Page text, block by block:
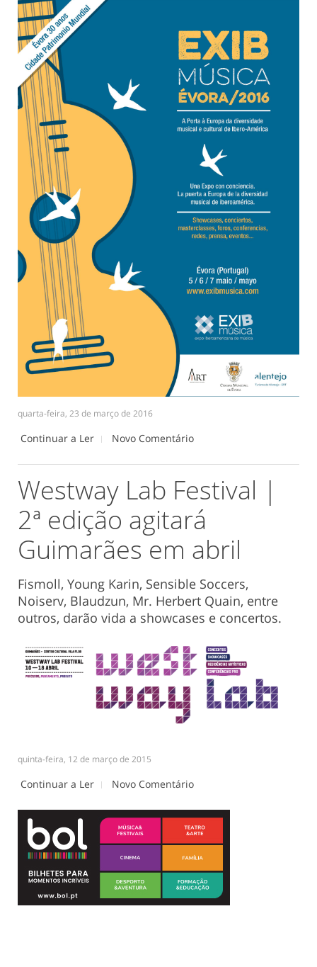
quarta-feira, 23 de março de 2016
Continuar a Ler Novo Comentário
Westway Lab Festival |
2ª edição agitará
Guimarães em abril
Fismoll, Young Karin, Sensible Soccers,
Noiserv, Blaudzun, Mr. Herbert Quain, entre
outros, darão vida a showcases e concertos.
quinta-feira, 12 de março de 2015
Continuar a Ler Novo Comentário